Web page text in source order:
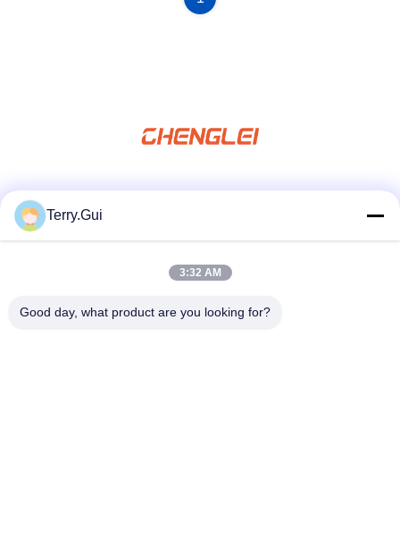
テレ
Terry.Gui
3:32 AM
Good day, what product are you looking for?